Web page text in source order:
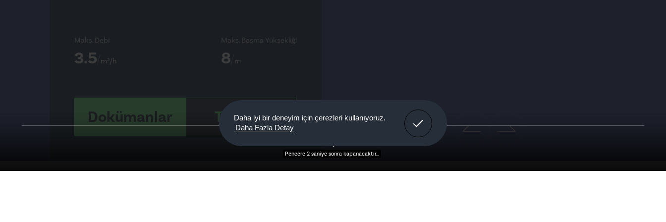
Daha iyi bir deneyim için çerezleri kullanıyoruz.
Daha Fazla Detay
Anladım!
Maks. Debi
3.5 m³/h
Maks. Basma Yüksekliği
8 m
Dokümanlar Teklif Al